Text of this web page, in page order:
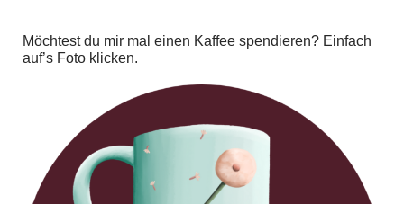
Möchtest du mir mal einen Kaffee spendieren? Einfach
auf’s Foto klicken.